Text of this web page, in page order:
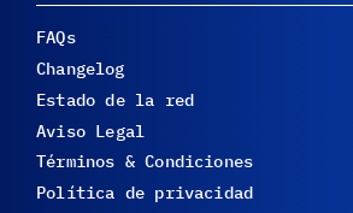
FAQs
Changelog
Estado de la red
Aviso Legal
Términos & Condiciones
Política de privacidad